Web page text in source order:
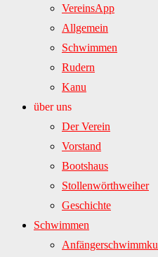
VereinsApp
Allgemein
Schwimmen
Rudern
Kanu
über uns
Der Verein
Vorstand
Bootshaus
Stollenwörthweiher
Geschichte
Schwimmen